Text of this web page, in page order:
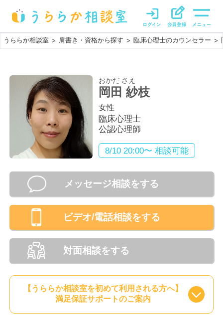
うららか相談室 > 肩書き・資格から探す > 臨床心理士のカウンセラー >
おかだ さえ
岡田 紗枝
女性
臨床心理士
公認心理師
8/10 20:00〜 相談可能
メッセージ相談をする
ビデオ/電話相談をする
対面相談をする
【うららか相談室を初めて利用される方へ】
満足保証サポートのご案内